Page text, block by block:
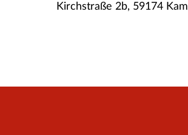
Kirchstraße 2b, 59174